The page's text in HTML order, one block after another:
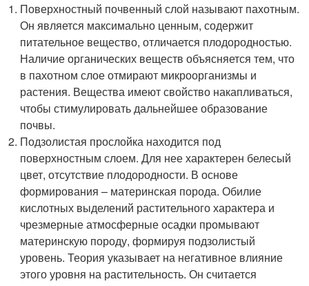
Поверхностный почвенный слой называют пахотным.
Он является максимально ценным, содержит
питательное вещество, отличается плодородностью.
Наличие органических веществ объясняется тем, что
в пахотном слое отмирают микроорганизмы и
растения. Вещества имеют свойство накапливаться,
чтобы стимулировать дальнейшее образование
почвы.
Подзолистая прослойка находится под
поверхностным слоем. Для нее характерен белесый
цвет, отсутствие плодородности. В основе
формирования – материнская порода. Обилие
кислотных выделений растительного характера и
чрезмерные атмосферные осадки промывают
материнскую породу, формируя подзолистый
уровень. Теория указывает на негативное влияние
этого уровня на растительность. Он считается